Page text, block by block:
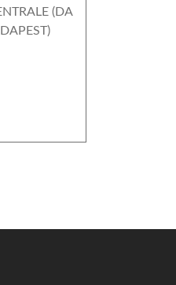
(DA